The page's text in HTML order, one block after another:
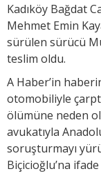
Kadıköy Bağdat
Mehmet Emin
sürülen sürücü
teslim oldu.
A Haber’in
otomobiliyle
ölümüne neden
avukatıyla
soruşturmayı
Biçicioğlu’na